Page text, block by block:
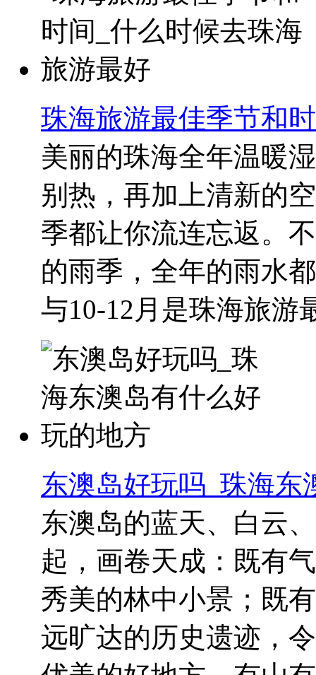
珠海旅游最佳季节和
美丽的珠海全年温暖
别热，再加上清新的
季都让你流连忘返。
的雨季，全年的雨水
与10-12月是珠海旅游
东澳岛好玩吗_珠海东
东澳岛的蓝天、白云
起，画卷天成：既有
秀美的林中小景；既
远旷达的历史遗迹，